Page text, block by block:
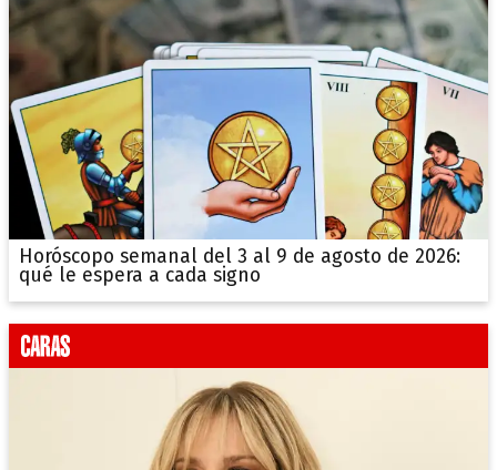
Horóscopo semanal del 3 al 9 de agosto de 2026:
qué le espera a cada signo